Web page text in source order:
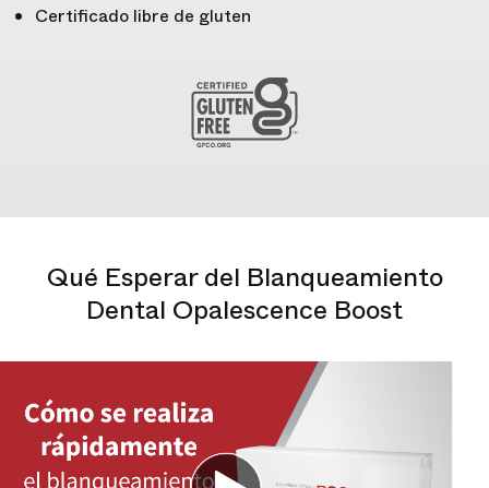
Certificado libre de gluten
Qué Esperar del Blanqueamiento
Dental Opalescence Boost